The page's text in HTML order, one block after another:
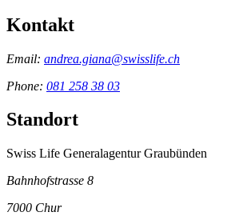
Kontakt
Email: andrea.giana@swisslife.ch
Phone: 081 258 38 03
Standort
Swiss Life Generalagentur Graubünden
Bahnhofstrasse 8
7000 Chur